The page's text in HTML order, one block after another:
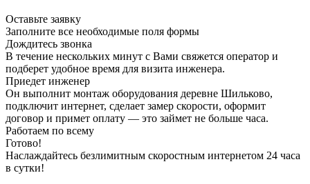
Оставьте заявку
Заполните все необходимые поля формы
Дождитесь звонка
В течение нескольких минут с Вами свяжется оператор и
подберет удобное время для визита инженера.
Приедет инженер
Он выполнит монтаж оборудования деревне Шильково,
подключит интернет, сделает замер скорости, оформит
договор и примет оплату — это займет не больше часа.
Работаем по всему
Готово!
Наслаждайтесь безлимитным скоростным интернетом 24 часа
в сутки!